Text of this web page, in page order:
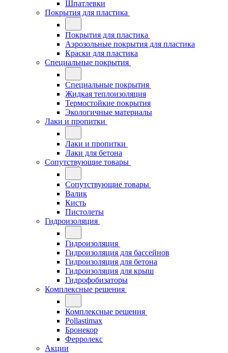
Шпатлевки
Покрытия для пластика
Покрытия для пластика
Аэрозольные покрытия для пластика
Краски для пластика
Специальные покрытия
Специальные покрытия
Жидкая теплоизоляция
Термостойкие покрытия
Экологичные материалы
Лаки и пропитки
Лаки и пропитки
Лаки для бетона
Сопутствующие товары
Сопутствующие товары
Валик
Кисть
Пистолеты
Гидроизоляция
Гидроизоляция
Гидроизоляция для бассейнов
Гидроизоляция для бетона
Гидроизоляция для крыш
Гидрофобизаторы
Комплексные решения
Комплексные решения
Pollastimax
Бронекор
Ферролекс
Акции